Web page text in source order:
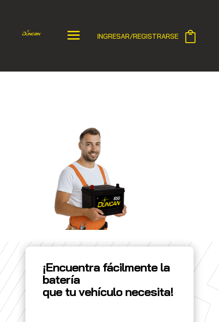
INGRESAR/REGISTRARSE
¡Encuentra fácilmente la
batería
que tu vehículo necesita!